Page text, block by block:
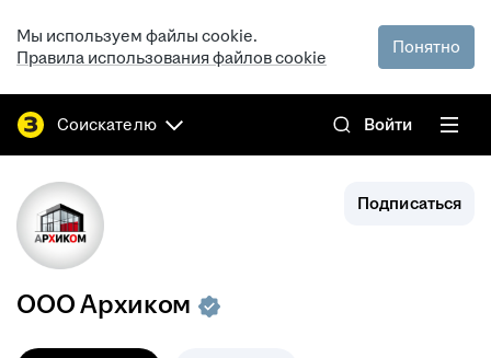
Мы используем файлы cookie.
Правила использования файлов cookie
Понятно
Соискателю Войти
Подписаться
ОООАрхиком